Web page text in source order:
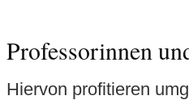
Professorinnen
Hiervon profitieren